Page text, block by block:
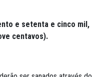
e setenta e cinco mil,
centavos).